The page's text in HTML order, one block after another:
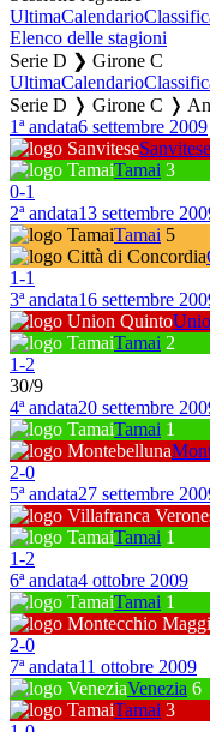
UltimaCalendario
Elenco delle stagioni
Serie D ❯ Girone C
UltimaCalendario
Serie D ❭ Girone C ❭
1ª andata6 settembre 2009
Sanvitese
Tamai 3
0-1
2ª andata13 settembre
Tamai 5
1-1
3ª andata16 settembre
Tamai 2
1-2
30/9
4ª andata20 settembre
Tamai 1
2-0
5ª andata27 settembre
Tamai 1
1-2
6ª andata4 ottobre 2009
Tamai 1
2-0
7ª andata11 ottobre 2009
Venezia 6
Tamai 3